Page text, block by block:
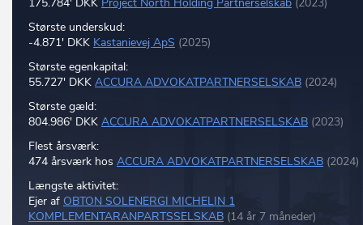
Største underskud:
-4.871' DKK Kastanievej ApS (2025)
Største egenkapital:
55.727' DKK ACCURA ADVOKATPARTNERSELSKAB (2024)
Største gæld:
804.986' DKK ACCURA ADVOKATPARTNERSELSKAB (2023)
Flest årsværk:
474 årsværk hos ACCURA ADVOKATPARTNERSELSKAB (2024)
Længste aktivitet:
Ejer af OBTON SOLENERGI MICHELIN 1
KOMPLEMENTARANPARTSSELSKAB (14 år 7 måneder)